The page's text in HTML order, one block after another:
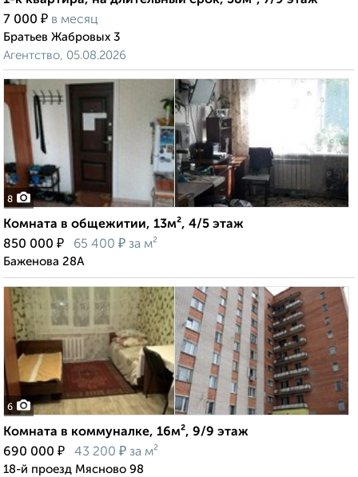
7 000 ₽ в месяц
Братьев Жабровых 3
Агентство, 05.08.2026
8
Комната в общежитии, 13м², 4/5 этаж
850 000 ₽ 65 400 ₽ за м²
Баженова 28А
6
Комната в коммуналке, 16м², 9/9 этаж
690 000 ₽ 43 200 ₽ за м²
18-й проезд Мясново 98